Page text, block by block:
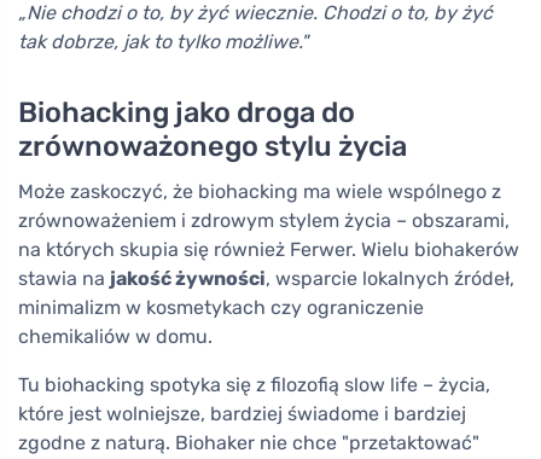
„Nie chodzi o to, by żyć wiecznie. Chodzi o to, by żyć
tak dobrze, jak to tylko możliwe."
Biohacking jako droga do
zrównoważonego stylu życia
Może zaskoczyć, że biohacking ma wiele wspólnego z
zrównoważeniem i zdrowym stylem życia – obszarami,
na których skupia się również Ferwer. Wielu biohakerów
stawia na jakość żywności, wsparcie lokalnych źródeł,
minimalizm w kosmetykach czy ograniczenie
chemikaliów w domu.
Tu biohacking spotyka się z filozofią slow life – życia,
które jest wolniejsze, bardziej świadome i bardziej
zgodne z naturą. Biohaker nie chce "przetaktować"